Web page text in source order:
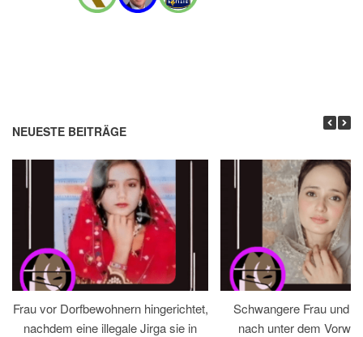
NEUESTE BEITRÄGE
Frau vor Dorfbewohnern hingerichtet,
nachdem eine illegale Jirga sie in
Schwangere Frau und
nach unter dem